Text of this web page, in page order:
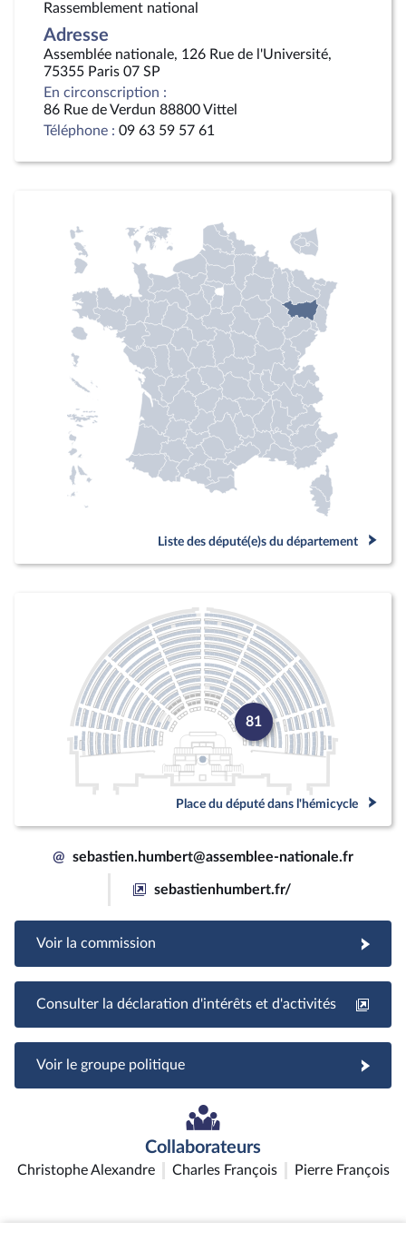
Rassemblement national
Adresse
Assemblée nationale, 126 Rue de l'Université,
75355 Paris 07 SP
En circonscription :
86 Rue de Verdun 88800 Vittel
Téléphone : 09 63 59 57 61
Liste des député(e)s du département
81
Place du député dans l'hémicycle
@ sebastien.humbert@assemblee-nationale.fr
sebastienhumbert.fr/
Voir la commission
Consulter la déclaration d'intérêts et d'activités
Voir le groupe politique
Collaborateurs
Christophe Alexandre Charles François Pierre François